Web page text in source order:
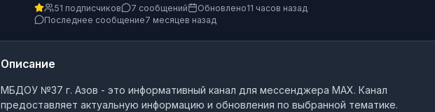
51 подписчиков 7 сообщений Обновлено11 часов назад
Последнее сообщение7 месяцев назад
Описание
МБДОУ №37 г. Азов - это информативный канал для мессенджера MAX. Канал
предоставляет актуальную информацию и обновления по выбранной тематике.